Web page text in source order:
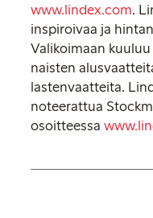
www.lindex.com.
inspiroivaa ja
Valikoimaan
naisten
lastenvaatteita.
noteerattua
osoitteessa